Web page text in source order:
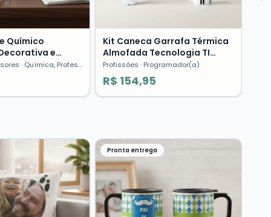
Químico
e
| Dia…
· Química, Professor de Química, Avatar
Kit Caneca Garrafa Térmica
Almofada Tecnologia TI
Programador Presente
Profissões · Programador(a)
R$ 154,95
Pronta entrega